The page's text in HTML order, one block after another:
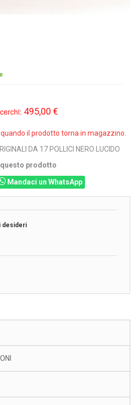
495,00 €
il prodotto torna in magazzino.
DA 17 POLLICI NERO LUCIDO
prodotto
Mandaci un WhatsApp
desideri